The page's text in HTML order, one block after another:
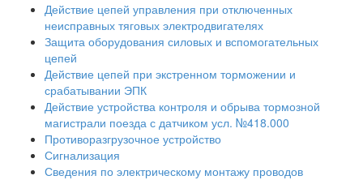
Действие цепей управления при отключенных
неисправных тяговых электродвигателях
Защита оборудования силовых и вспомогательных
цепей
Действие цепей при экстренном торможении и
срабатывании ЭПК
Действие устройства контроля и обрыва тормозной
магистрали поезда с датчиком усл. №418.000
Противоразгрузочное устройство
Сигнализация
Сведения по электрическому монтажу проводов